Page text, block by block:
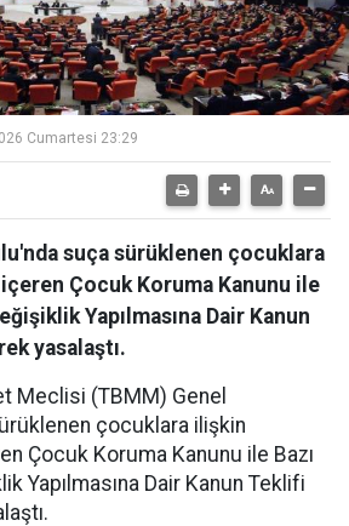
Cumartesi 23:29
suça sürüklenen çocuklara
Çocuk Koruma Kanunu ile
Yapılmasına Dair Kanun
yasalaştı.
Meclisi (TBMM) Genel
çocuklara ilişkin
Çocuk Koruma Kanunu ile Bazı
Yapılmasına Dair Kanun Teklifi